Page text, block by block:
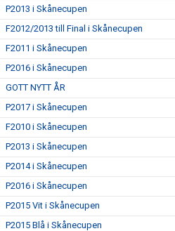
P2013 i Skånecupen
F2012/2013 till Final i Skånecupen
F2011 i Skånecupen
P2016 i Skånecupen
GOTT NYTT ÅR
P2017 i Skånecupen
F2010 i Skånecupen
P2013 i Skånecupen
P2014 i Skånecupen
P2016 i Skånecupen
P2015 Vit i Skånecupen
P2015 Blå i Skånecupen